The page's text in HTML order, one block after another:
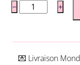
−
quantité
Gourmandises
d'automne
+
💌 Livraison